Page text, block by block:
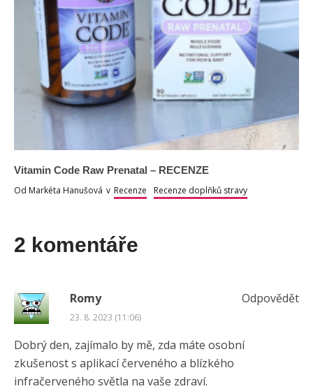
Vitamin Code Raw Prenatal – RECENZE
Od Markéta Hanušová v Recenze Recenze doplňků stravy
2 komentáře
Romy
23. 8. 2023 (11:06)
Dobrý den, zajímalo by mě, zda máte osobní
zkušenost s aplikací červeného a blízkého
infračerveného světla na vaše zdraví.
Odpovědět